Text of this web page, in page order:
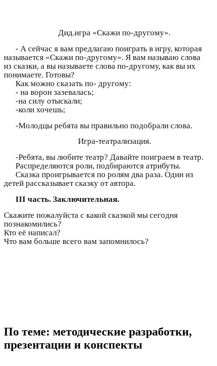
Дид.игра «Скажи по-другому».
- А сейчас я вам предлагаю поиграть в игру, которая
называется «Скажи по-другому». Я вам называю слова
из сказки, а вы называете слова по-другому, как вы их
понимаете. Готовы?
Как можно сказать по- другому:
- на ворон зазевалась;
-на силу отыскали;
-коли хочешь;
-Молодцы ребята вы правильно подобрали слова.
Игра-театрализация.
-Ребята, вы любите театр? Давайте поиграем в театр.
Распределяются роли, подбираются атрибуты.
Сказка проигрывается по ролям два раза. Один из
детей рассказывает сказку от автора.
III часть. Заключительная.
Скажите пожалуйста с какой сказкой мы сегодня
познакомились?
Кто её написал?
Что вам больше всего вам запомнилось?
По теме: методические разработки,
презентации и конспекты